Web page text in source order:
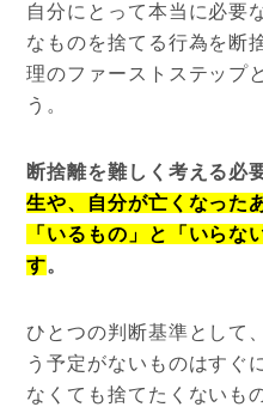
自分にとって本当に必要
なものを捨てる行為を断
理のファーストステップ
う。
断捨離を難しく考える必
生や、自分が亡くなった
「いるもの」と「いらな
す。
ひとつの判断基準として
う予定がないものはすぐ
なくても捨てたくないも